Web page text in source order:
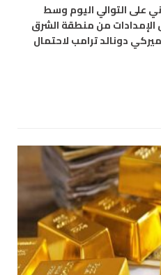
على التوالي اليوم وسط
من منطقة الشرق
دونالد ترامب لاحتمال